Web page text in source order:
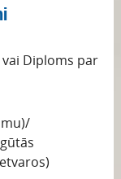
Diploms par